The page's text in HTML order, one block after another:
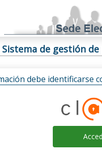
Sistema de gestión
debe identificarse